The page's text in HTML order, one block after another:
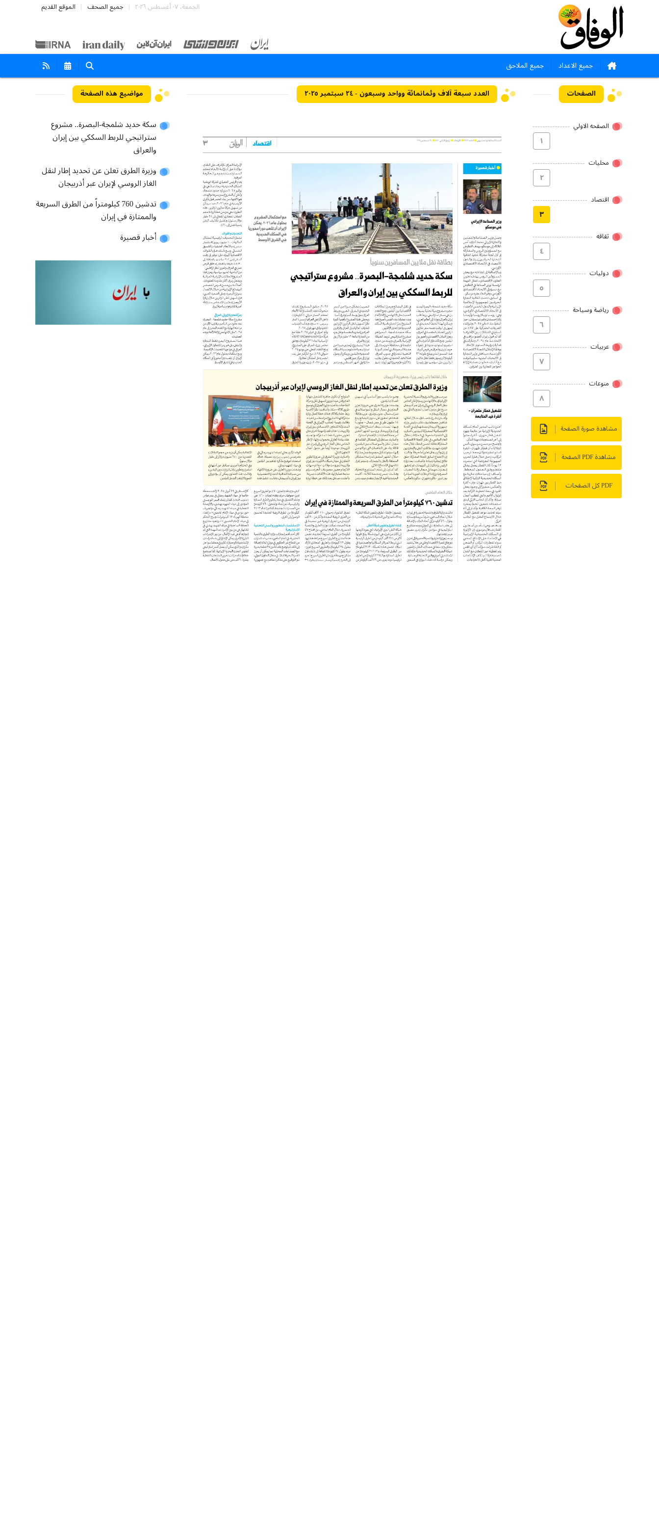
الجمعة، ٠٧ أغسطس ٢٠٢٦ جميع الصحف الموقع القديم
جميع الاعداد جميع الملاحق
الصفحات
الصفحه الاولي
۱
محلیات
۲
اقتصاد
۳
ثقاقه
٤
دولیات
٥
رياضة وسياحة
٦
عربیات
۷
منوعات
۸
مشاهدة صورة الصفحة
مشاهدة PDF الصفحة
PDF كل الصفحات
العدد سبعة آلاف وثمانمائة وواحد وسبعون - ٢٤ سبتمبر ٢٠٢٥ مواضيع هذه الصفحة
سكة حديد شلمجة-البصرة.. مشروع
ستراتيجي للربط السككي بين إيران
والعراق
وزيرة الطرق تعلن عن تحديد إطار لنقل
الغاز الروسي لإيران عبر أذربيجان
تدشين 760 كيلومتراً من الطرق السريعة
والممتازة في إيران
أخبار قصيرة